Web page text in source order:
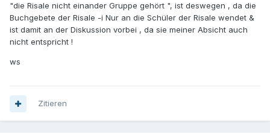
"die Risale nicht einander Gruppe gehört ", ist deswegen , da die
Buchgebete der Risale -i Nur an die Schüler der Risale wendet &
ist damit an der Diskussion vorbei , da sie meiner Absicht auch
nicht entspricht !
ws
Zitieren